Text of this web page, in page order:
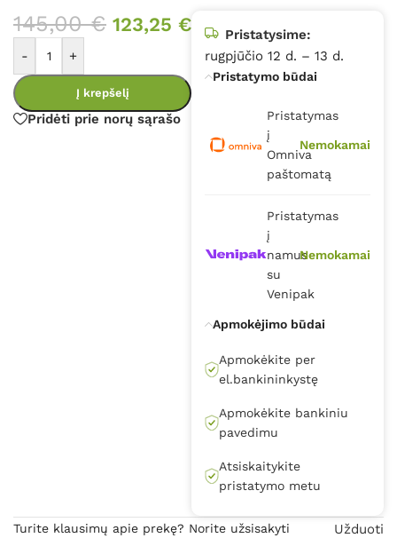
145,00€ 123,25 €
- +
Į krepšelį
Pridėti prie norų sąrašo
Pristatysime:
rugpjūčio 12 d. – 13 d.
Pristatymo būdai
Pristatymas
į
Omniva
paštomatą
Nemokamai
Pristatymas
į
namus
su
Venipak
Nemokamai
Apmokėjimo būdai
Apmokėkite per
el.bankininkystę
Apmokėkite bankiniu
pavedimu
Atsiskaitykite
pristatymo metu
Turite klausimų apie prekę? Norite užsisakyti
Užduoti